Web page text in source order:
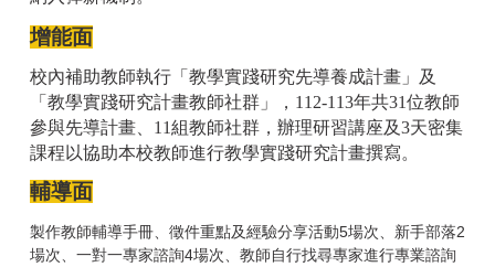
增能面
校內補助教師執行「教學實踐研究先導養成計畫」及
「教學實踐研究計畫教師社群」，112-113年共31位教師
參與先導計畫、11組教師社群，辦理研習講座及3天密集
課程以協助本校教師進行教學實踐研究計畫撰寫。
輔導面
製作教師輔導手冊、徵件重點及經驗分享活動5場次、新手部落2
場次、一對一專家諮詢4場次、教師自行找尋專家進行專業諮詢